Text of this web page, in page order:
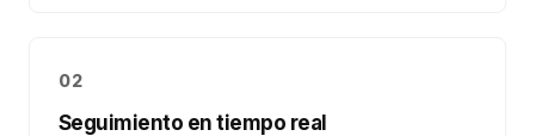
02
Seguimiento en tiempo real